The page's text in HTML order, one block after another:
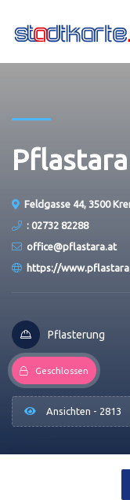
Feldgasse 44, 3500
: 02732 82288
office@pflastara.at
https://
Pflasterung
Geschlossen
Ansichten - 2813